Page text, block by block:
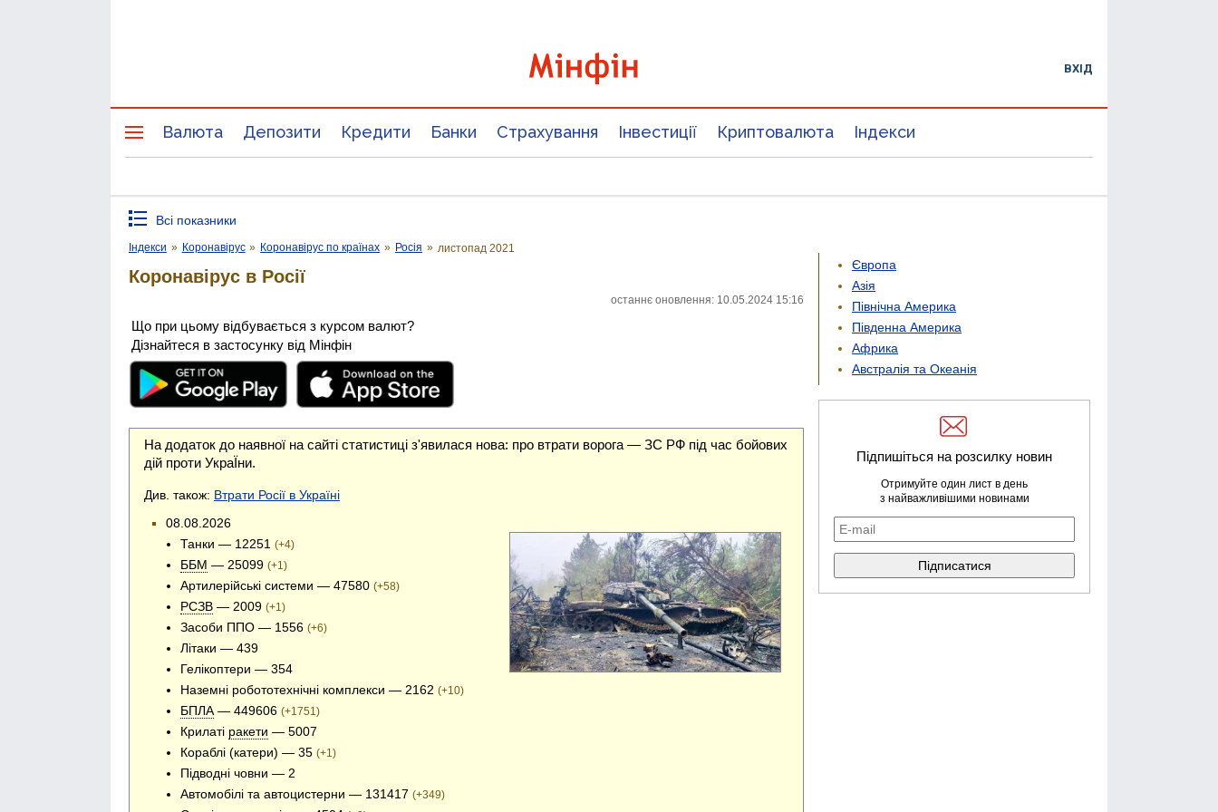
ВХІД
Валюта Депозити Кредити Банки Страхування Інвестиції Криптовалюта Індекси
Всі показники
Індекси » Коронавірус » Коронавірус по країнах » Росія » листопад 2021
Коронавірус в Росії
останнє оновлення: 10.05.2024 15:16
Що при цьому відбувається з курсом валют?
Дізнайтеся в застосунку від Мінфін
На додаток до наявної на сайті статистиці з'явилася нова: про втрати ворога — ЗС РФ під час бойових
дій проти УкраЇни.
Див. також: Втрати Росії в Україні
08.08.2026
Танки — 12251 (+4)
ББМ — 25099 (+1)
Артилерійські системи — 47580 (+58)
РСЗВ — 2009 (+1)
Засоби ППО — 1556 (+6)
Літаки — 439
Гелікоптери — 354
Наземні робототехнічні комплекси — 2162 (+10)
БПЛА — 449606 (+1751)
Крилаті ракети — 5007
Кораблі (катери) — 35 (+1)
Підводні човни — 2
Автомобілі та автоцистерни — 131417 (+349)
Європа
Азія
Північна Америка
Південна Америка
Африка
Австралія та Океанія
Підпишіться на розсилку новин
Отримуйте один лист в день
з найважливішими новинами